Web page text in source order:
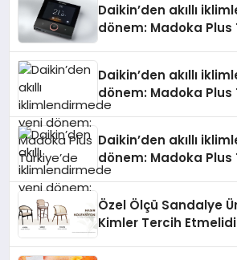
Daikin’den akıllı
dönem: Madoka Plus
Daikin’den akıllı
dönem: Madoka Plus
Daikin’den akıllı
dönem: Madoka Plus
Özel Ölçü Sandalye
Kimler Tercih